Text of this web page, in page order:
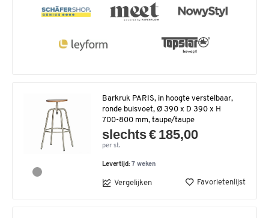
Barkruk PARIS, in hoogte verstelbaar,
ronde buisvoet, Ø 390 x D 390 x H
700-800 mm, taupe/taupe
slechts € 185,00
per st.
Levertijd:7 weken
Vergelijken Favorietenlijst